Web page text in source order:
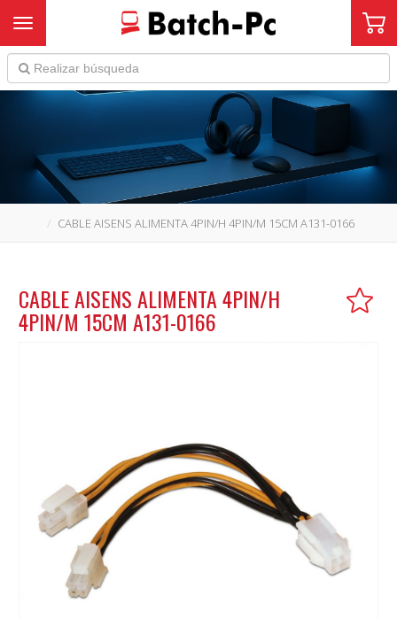
Toggle navigation
CABLE AISENS ALIMENTA 4PIN/H 4PIN/M 15CM A131-0166
CABLE AISENS ALIMENTA 4PIN/H
4PIN/M 15CM A131-0166